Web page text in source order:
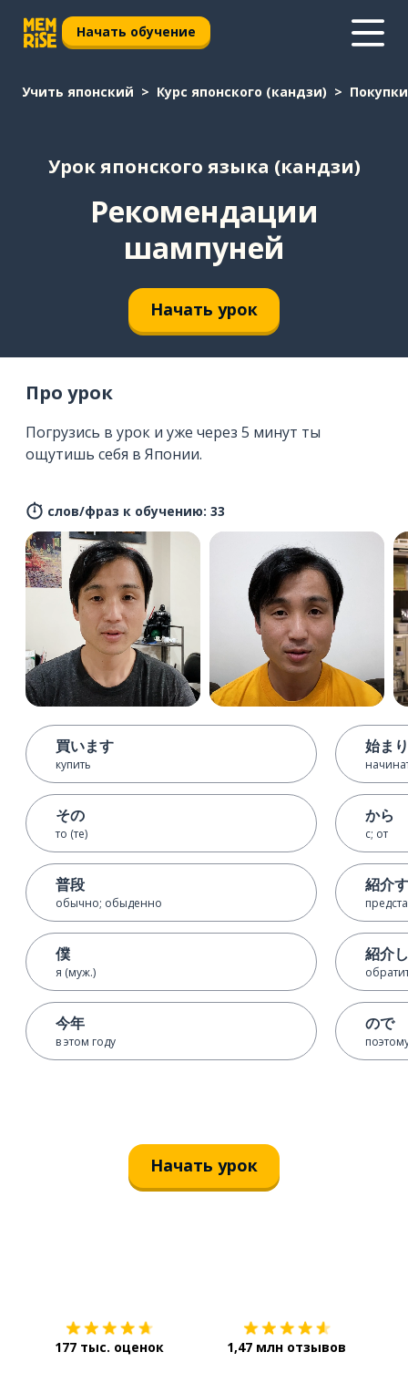
Начать обучение
Учить японский Курс японского (кандзи) Покупки
Урок японского языка (кандзи)
Рекомендации
шампуней
Начать урок
Про урок
Погрузись в урок и уже через 5 минут ты
ощутишь себя в Японии.
слов/фраз к обучению: 33
買います
купить
その
то (те)
普段
обычно; обыденно
僕
я (муж.)
今年
в этом году
始ま
から
с; от
紹介
紹介
ので
Начать урок
177 тыс. оценок 1,47 млн отзывов